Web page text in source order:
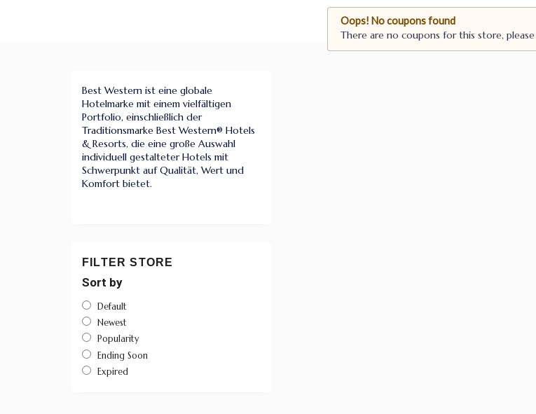
Oops! No coupons found
There are no coupons for this store,
Best Western ist eine globale
Hotelmarke mit einem vielfältigen
Portfolio, einschließlich der
Traditionsmarke Best Western® Hotels
& Resorts, die eine große Auswahl
individuell gestalteter Hotels mit
Schwerpunkt auf Qualität, Wert und
Komfort bietet.
FILTER STORE
Sort by
Default
Newest
Popularity
Ending Soon
Expired